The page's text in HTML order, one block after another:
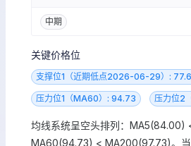
中期
关键价格位
支撑位1（近期低点2026-06-29）:
压力位1（MA60）: 94.73 压力位2
均线系统呈空头排列：MA5(84.00)
MA60(94.73) < MA200(97.73)。当